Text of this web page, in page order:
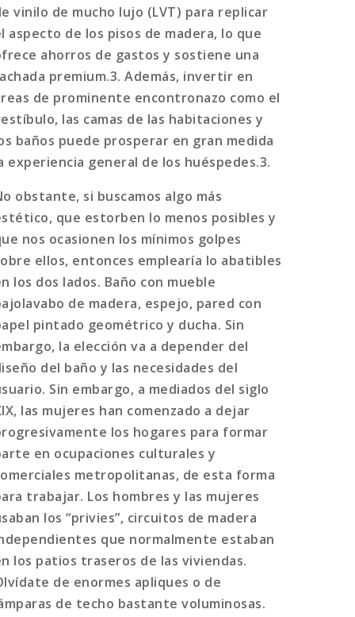
vinilo de mucho lujo (LVT) para replicar
aspecto de los pisos de madera, lo que
ahorros de gastos y sostiene una
premium.3. Además, invertir en
de prominente encontronazo como el
las camas de las habitaciones y
baños puede prosperar en gran medida
experiencia general de los huéspedes.3.
obstante, si buscamos algo más
que estorben lo menos posibles y
nos ocasionen los mínimos golpes
ellos, entonces emplearía lo abatibles
los dos lados. Baño con mueble
de madera, espejo, pared con
pintado geométrico y ducha. Sin
la elección va a depender del
del baño y las necesidades del
Sin embargo, a mediados del siglo
las mujeres han comenzado a dejar
los hogares para formar
en ocupaciones culturales y
metropolitanas, de esta forma
trabajar. Los hombres y las mujeres
los “privies”, circuitos de madera
que normalmente estaban
los patios traseros de las viviendas.
de enormes apliques o de
de techo bastante voluminosas.